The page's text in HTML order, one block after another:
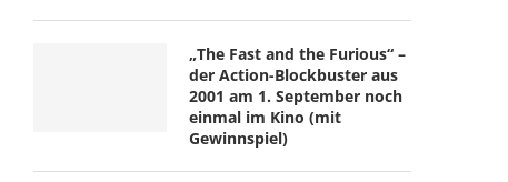
„The Fast and the Furious“ –
der Action-Blockbuster aus
2001 am 1. September noch
einmal im Kino (mit
Gewinnspiel)